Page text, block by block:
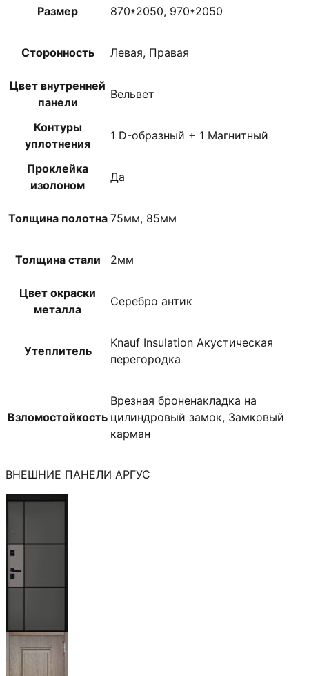
Размер 870*2050, 970*2050
Сторонность Левая, Правая
Цвет внутренней
панели
Вельвет
Контуры
уплотнения
1 D-образный + 1 Магнитный
Проклейка
изолоном
Да
Толщина полотна 75мм, 85мм
Толщина стали 2мм
Цвет окраски
металла
Серебро антик
Утеплитель
Knauf Insulation Акустическая
перегородка
Взломостойкость
Врезная броненакладка на
цилиндровый замок, Замковый
карман
ВНЕШНИЕ ПАНЕЛИ АРГУС
Мичиган